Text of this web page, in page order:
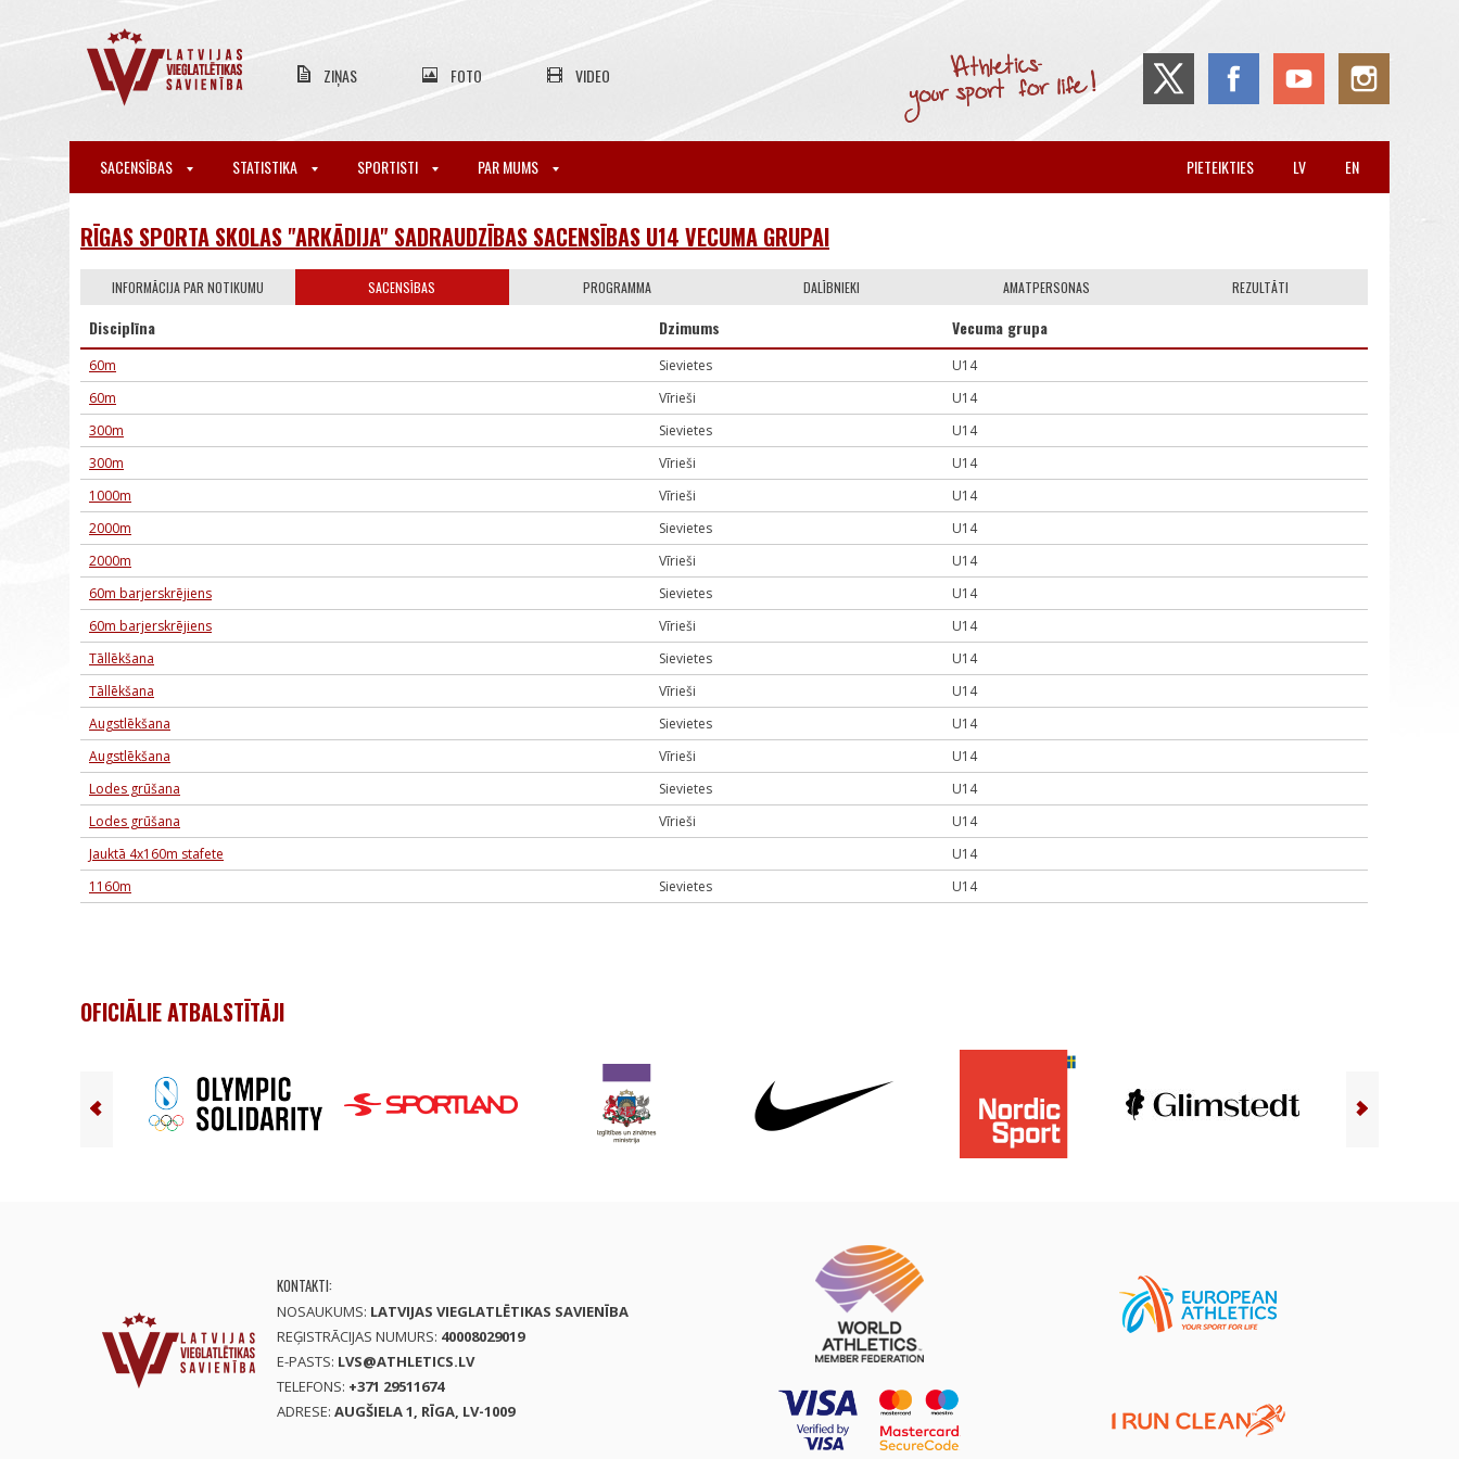
ZIŅAS FOTO VIDEO
SACENSĪBAS STATISTIKA SPORTISTI PAR MUMS EN
LV
PIETEIKTIES
RĪGAS SPORTA SKOLAS "ARKĀDIJA" SADRAUDZĪBAS SACENSĪBAS U14 VECUMA GRUPAI
INFORMĀCIJA PAR NOTIKUMU SACENSĪBAS PROGRAMMA DALĪBNIEKI AMATPERSONAS REZULTĀTI
Disciplīna Dzimums Vecuma grupa
60m Sievietes
U14
60m
Vīrieši
U14
300m
Sievietes
U14
300m
Vīrieši
U14
1000m
Vīrieši
U14
2000m
Sievietes
U14
2000m
Vīrieši
U14
60m barjerskrējiens
Sievietes
U14
60m barjerskrējiens
Vīrieši
U14
Tāllēkšana
Sievietes
U14
Tāllēkšana
Vīrieši
U14
Augstlēkšana
Sievietes
U14
Augstlēkšana
Vīrieši
U14
Lodes grūšana
Sievietes
U14
Lodes grūšana
Vīrieši
U14
Jauktā 4x160m stafete
U14
1160m
Sievietes U14
OFICIĀLIE ATBALSTĪTĀJI
KONTAKTI:
NOSAUKUMS: LATVIJAS VIEGLATLĒTIKAS SAVIENĪBA
REĢISTRĀCIJAS NUMURS: 40008029019
E-PASTS: LVS@ATHLETICS.LV
TELEFONS: +371 29511674
ADRESE: AUGŠIELA 1, RĪGA, LV-1009